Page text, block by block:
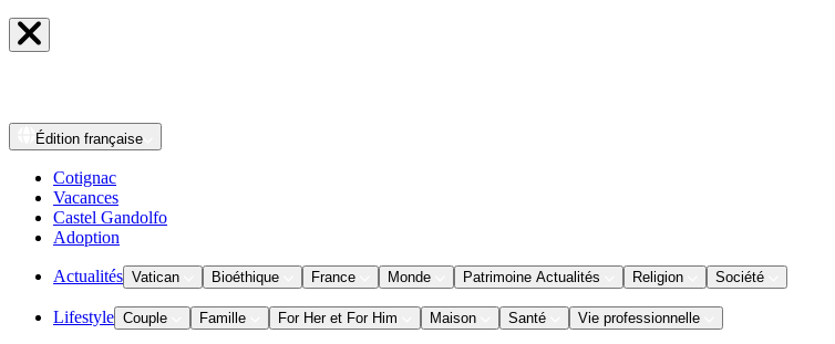
Édition française
Cotignac
Vacances
Castel Gandolfo
Adoption
Actualités Vatican Bioéthique France Monde Patrimoine Actualités Religion Société
Lifestyle Couple Famille For Her et For Him Maison Santé Vie professionnelle